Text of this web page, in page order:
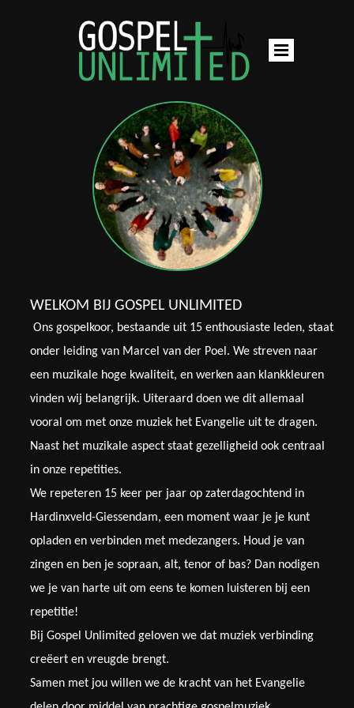
WELKOM BIJ GOSPEL UNLIMITED
Ons gospelkoor, bestaande uit 15 enthousiaste leden, staat
onder leiding van Marcel van der Poel. We streven naar
een muzikale hoge kwaliteit, en werken aan klankkleuren
vinden wij belangrijk. Uiteraard doen we dit allemaal
vooral om met onze muziek het Evangelie uit te dragen.
Naast het muzikale aspect staat gezelligheid ook centraal
in onze repetities.
We repeteren 15 keer per jaar op zaterdagochtend in
Hardinxveld-Giessendam, een moment waar je je kunt
opladen en verbinden met medezangers. Houd je van
zingen en ben je sopraan, alt, tenor of bas? Dan nodigen
we je van harte uit om eens te komen luisteren bij een
repetitie!
Bij Gospel Unlimited geloven we dat muziek verbinding
creëert en vreugde brengt.
Samen met jou willen we de kracht van het Evangelie